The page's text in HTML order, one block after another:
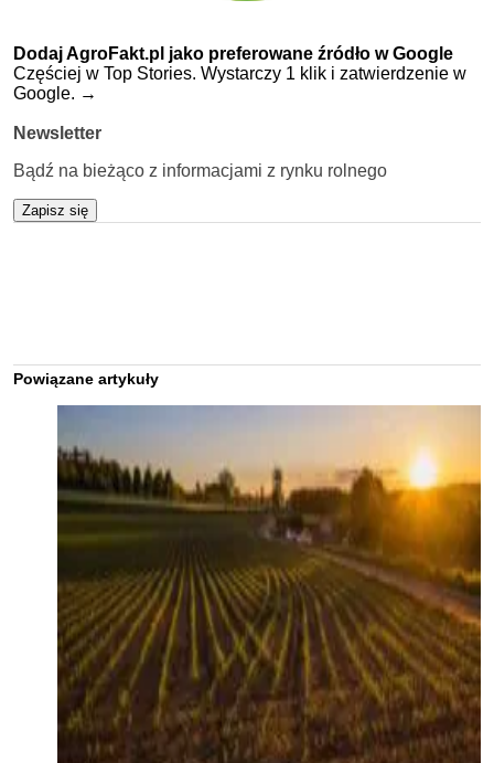
Dodaj AgroFakt.pl jako preferowane źródło w Google
Częściej w Top Stories. Wystarczy 1 klik i zatwierdzenie w
Google. →
Newsletter
Bądź na bieżąco z informacjami z rynku rolnego
Zapisz się
Powiązane artykuły